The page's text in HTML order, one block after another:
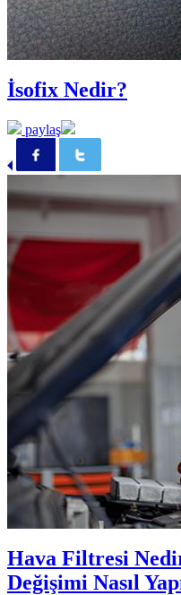
İsofix Nedir?
paylaş
Hava Filtresi
Değişimi Nasıl